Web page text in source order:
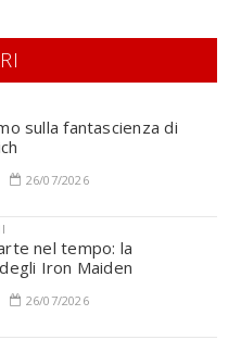
sulla fantascienza di
26/07/2026
nel tempo: la
Iron Maiden
26/07/2026